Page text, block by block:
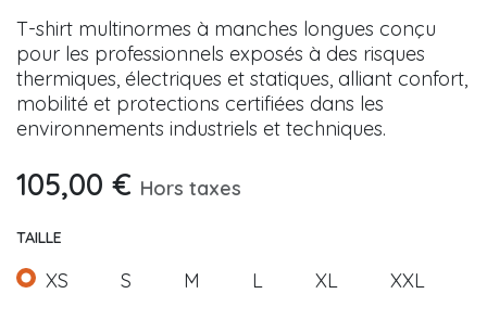
T-shirt multinormes à manches longues conçu
pour les professionnels exposés à des risques
thermiques, électriques et statiques, alliant confort,
mobilité et protections certifiées dans les
environnements industriels et techniques.
105,00 € Hors taxes
TAILLE
XS S M L XL XXL